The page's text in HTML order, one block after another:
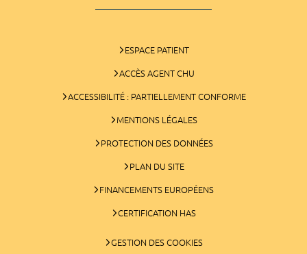
ESPACE PATIENT
ACCÈS AGENT CHU
ACCESSIBILITÉ : PARTIELLEMENT CONFORME
MENTIONS LÉGALES
PROTECTION DES DONNÉES
PLAN DU SITE
FINANCEMENTS EUROPÉENS
CERTIFICATION HAS
GESTION DES COOKIES